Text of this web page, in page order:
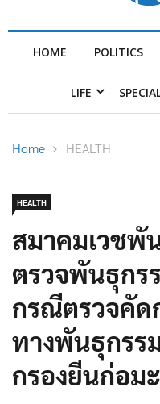
HOME POLITICS
LIFE
Home HEALTH
HEALTH
สมาคมเวชพั
ตรวจพันธุกร
กรณีตรวจคัด
ทางพันธุกรร
กรองยีนก่อมะ